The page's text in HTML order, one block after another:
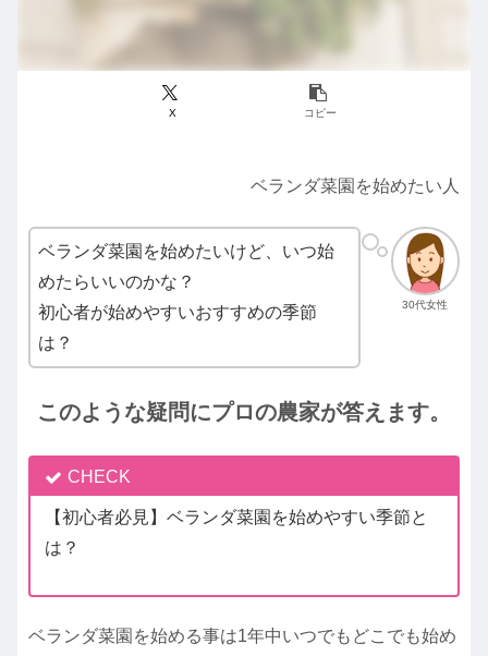
X コピー
ベランダ菜園を始めたい人
30代女性
ベランダ菜園を始めたいけど、いつ始
めたらいいのかな？
初心者が始めやすいおすすめの季節
は？
このような疑問にプロの農家が答えます。
CHECK
【初心者必見】ベランダ菜園を始めやすい季節と
は？
ベランダ菜園を始める事は1年中いつでもどこでも始め